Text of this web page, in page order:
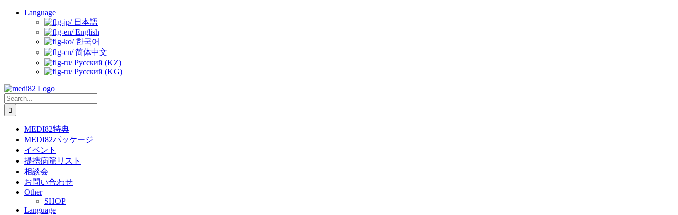
Skip
Language
日本語
English
한국어
简体中文
Русский (KZ)
Русский (KG)
Search
for:
MEDI82特典
MEDI82パッケージ
イベント
提携病院リスト
相談会
お問い合わせ
Other
SHOP
Language